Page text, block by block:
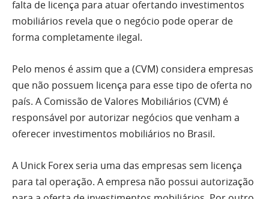
falta de licença para atuar ofertando investimentos
mobiliários revela que o negócio pode operar de
forma completamente ilegal.
Pelo menos é assim que a (CVM) considera empresas
que não possuem licença para esse tipo de oferta no
país. A Comissão de Valores Mobiliários (CVM) é
responsável por autorizar negócios que venham a
oferecer investimentos mobiliários no Brasil.
A Unick Forex seria uma das empresas sem licença
para tal operação. A empresa não possui autorização